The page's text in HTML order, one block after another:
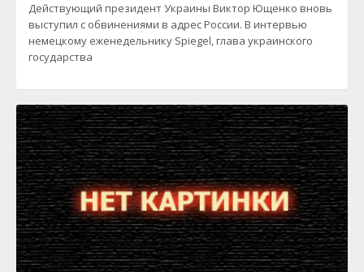
Действующий президент Украины Виктор Ющенко вновь
выступил с обвинениями в адрес России. В интервью
немецкому еженедельнику Spiegel, глава украинского
государства